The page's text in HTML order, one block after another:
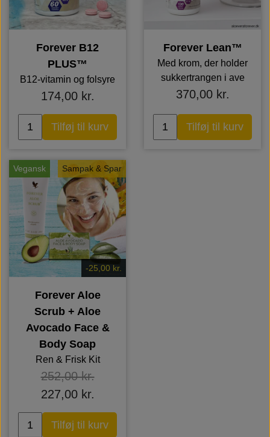
Forever B12
PLUS™
B12-vitamin og folsyre
174,00 kr.
Tilføj til kurv
Forever Lean™
Med krom, der holder
sukkertrangen i ave
370,00 kr.
Tilføj til kurv
Vegansk Sampak & Spar
-25,00 kr.
Forever Aloe
Scrub + Aloe
Avocado Face &
Body Soap
Ren & Frisk Kit
252,00 kr.
227,00 kr.
Tilføj til kurv